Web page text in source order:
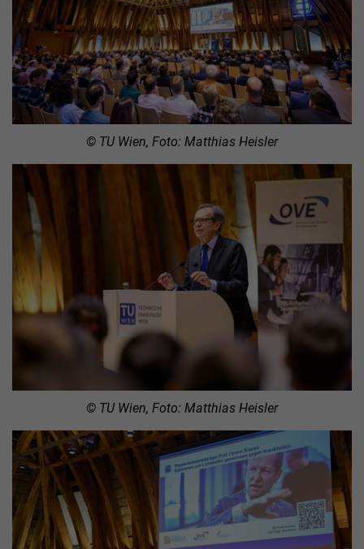
© TU Wien, Foto: Matthias Heisler
© TU Wien, Foto: Matthias Heisler